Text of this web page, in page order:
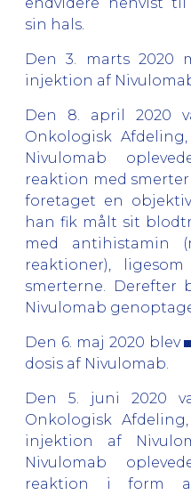
sin hals.
Den 3. marts 2020
injektion af
Den 8. april 2020
Onkologisk Afdeling,
Nivulomab
reaktion med
foretaget en
han fik målt sit
med antihistamin
reaktioner),
smerterne. Derefter
Nivulomab
Den 6. maj 2020 blev
dosis af Nivulomab.
Den 5. juni 2020
Onkologisk Afdeling,
injektion af
Nivulomab
reaktion i form af